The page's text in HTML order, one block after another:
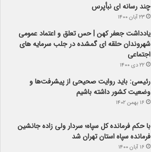
چند رسانه ای نبأپرس
۲۳ آبان ۱۴۰۰
یادداشت جعفر کهن | حس تعلق و اعتماد عمومی
شهروندان حلقه ای گمشده در جلب سرمایه های
اجتماعی
۲۲ دی ۱۴۰۰
رئیسی: باید روایت صحیحی از پیشرفت‌ها و
وضعیت کشور داشته باشیم
۱۶ بهمن ۱۴۰۲
با حکم فرمانده کل سپاه؛ سردار ولی زاده جانشین
فرمانده سپاه استان تهران شد
۱۶ آبان ۱۴۰۰